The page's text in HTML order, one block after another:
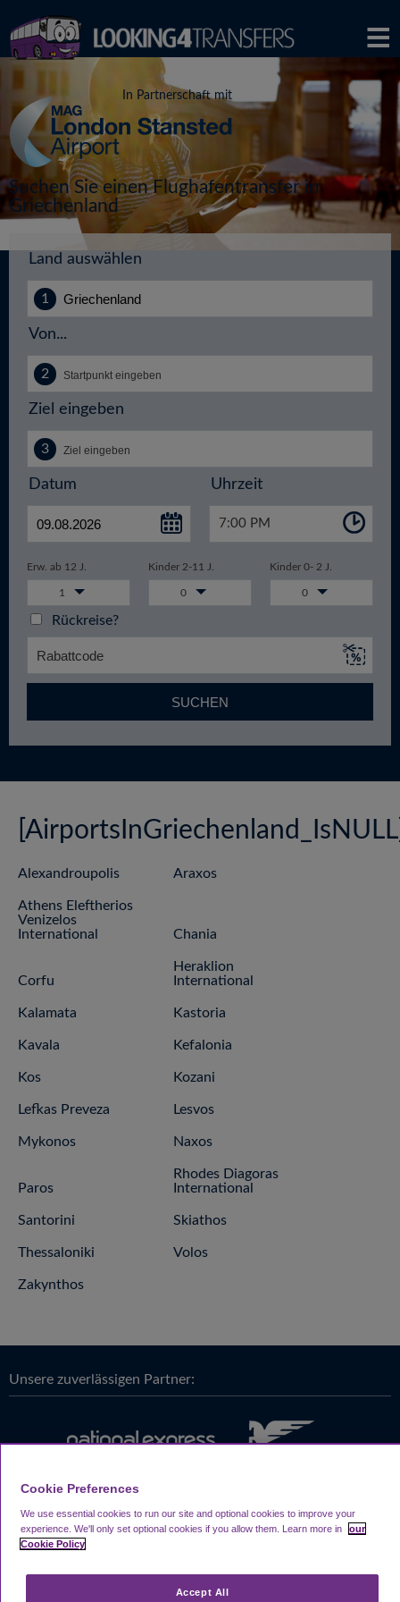
In Partnerschaft mit
Suchen Sie einen Flughafentransfer in
Griechenland
Land auswählen
Von...
Ziel eingeben
Datum Uhrzeit
7:00 PM
Erw. ab 12 J. Kinder 2-11 J. Kinder 0- 2 J.
1 0 0
Rückreise?
SUCHEN
Alexandroupolis Araxos
Athens Eleftherios
Venizelos
International
Chania
Corfu
Heraklion
International
Kalamata Kastoria
Kavala Kefalonia
Kos Kozani
Lefkas Preveza Lesvos
Mykonos Naxos
Paros
Rhodes Diagoras
International
Santorini Skiathos
Thessaloniki Volos
Zakynthos
Unsere zuverlässigen Partner:
Cookie Preferences
We use essential cookies to run our site and optional cookies to improve your
experience. We'll only set optional cookies if you allow them. Learn more in
our
Cookie Policy
Accept All